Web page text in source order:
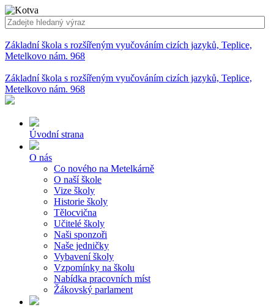
Základní škola s rozšířeným vyučováním cizích jazyků, Teplice,
Metelkovo nám. 968
Základní škola s rozšířeným vyučováním cizích jazyků, Teplice,
Metelkovo nám. 968
Úvodní strana
O nás
Co nového na Metelkárně
O naší škole
Vize školy
Historie školy
Tělocvična
Učitelé školy
Naši sponzoři
Naše jedničky
Vybavení školy
Vzpomínky na školu
Nabídka pracovních míst
Žákovský parlament